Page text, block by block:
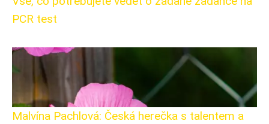
PCR test
Malvína Pachlová: Česká herečka s talentem a